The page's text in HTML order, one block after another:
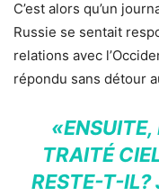
C’est alors qu’un
Russie se sentait
relations avec
répondu sans détour
«ENSUITE,
TRAITÉ
RESTE-T-IL?